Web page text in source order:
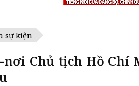
sự kiện
Chủ tịch Hồ Chí